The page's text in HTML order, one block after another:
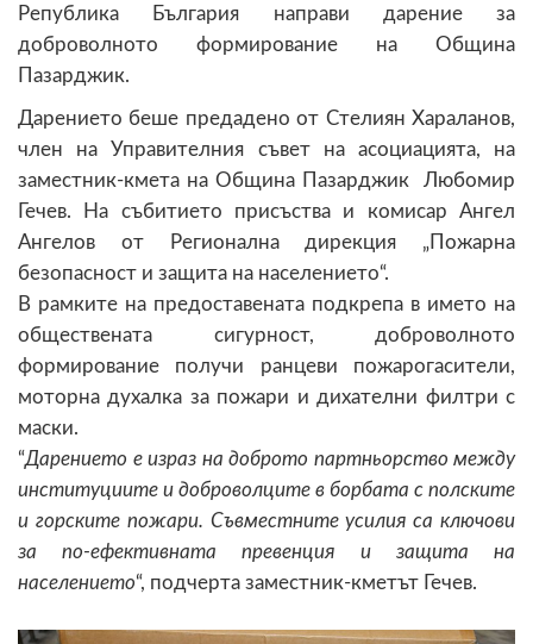
Република България направи дарение за
доброволното формирование на Община
Пазарджик.
Дарението беше предадено от Стелиян Хараланов,
член на Управителния съвет на асоциацията, на
заместник-кмета на Община Пазарджик Любомир
Гечев. На събитието присъства и комисар Ангел
Ангелов от Регионална дирекция „Пожарна
безопасност и защита на населението“.
В рамките на предоставената подкрепа в името на
обществената сигурност, доброволното
формирование получи ранцеви пожарогасители,
моторна духалка за пожари и дихателни филтри с
маски.
“Дарението е израз на доброто партньорство между
институциите и доброволците в борбата с полските
и горските пожари. Съвместните усилия са ключови
за по-ефективната превенция и защита на
населението“, подчерта заместник-кметът Гечев.